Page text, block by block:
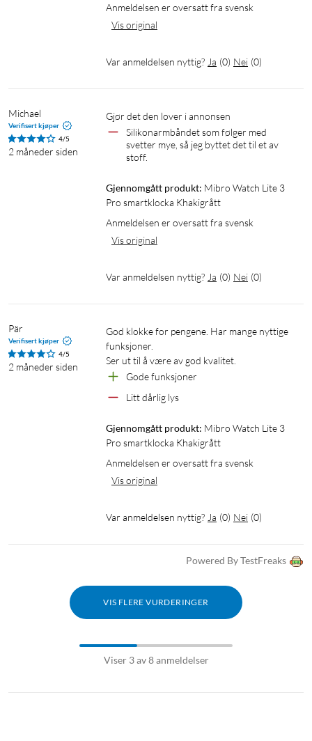
Temperaturområde: 0 °C – 45 °C
Kompatibilitet: Android 5.0+ og iOS 10.0+
Anmeldelsen er oversatt fra svensk
Vis original
Var anmeldelsen nyttig? Ja (0) Nei (0)
Michael
Verifisert kjøper
4/5
2 måneder siden
Gjør det den lover i annonsen
Silikonarmbåndet som følger med
svetter mye, så jeg byttet det til et av
stoff.
Gjennomgått produkt: Mibro Watch Lite 3
Pro smartklocka Khakigrått
Anmeldelsen er oversatt fra svensk
Vis original
Var anmeldelsen nyttig? Ja (0) Nei (0)
Pär
Verifisert kjøper
4/5
2 måneder siden
God klokke for pengene. Har mange nyttige
funksjoner.
Ser ut til å være av god kvalitet.
Gode funksjoner
Litt dårlig lys
Gjennomgått produkt: Mibro Watch Lite 3
Pro smartklocka Khakigrått
Anmeldelsen er oversatt fra svensk
Vis original
Var anmeldelsen nyttig? Ja (0) Nei (0)
Powered By TestFreaks
VIS FLERE VURDERINGER
Viser 3 av 8 anmeldelser